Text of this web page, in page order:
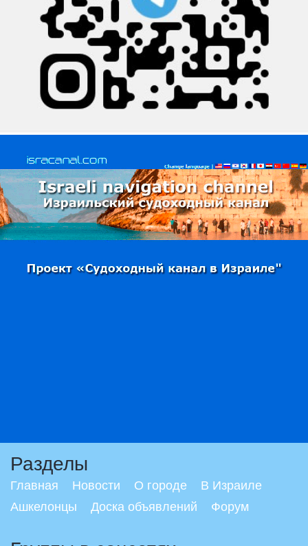
Разделы
Главная Новости О городе
В Израиле
Ашкелонцы
Доска объявлений Форум